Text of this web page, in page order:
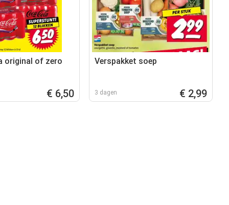
original of zero
€ 6,50
Verspakket soep
3 dagen € 2,99